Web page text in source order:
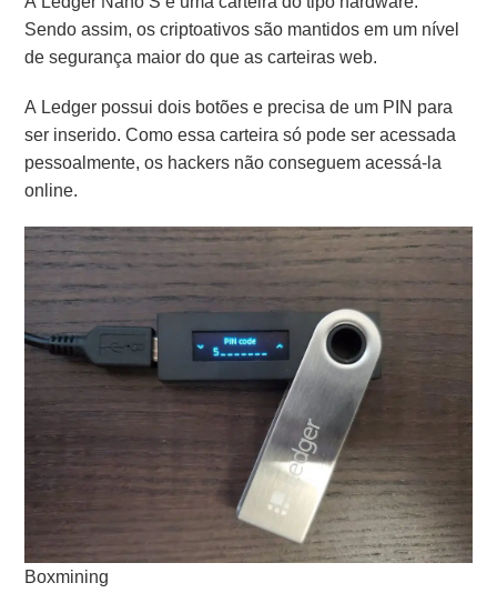
Sendo assim, os criptoativos são mantidos em um nível
de segurança maior do que as carteiras web.
A Ledger possui dois botões e precisa de um PIN para
ser inserido. Como essa carteira só pode ser acessada
pessoalmente, os hackers não conseguem acessá-la
online.
Boxmining